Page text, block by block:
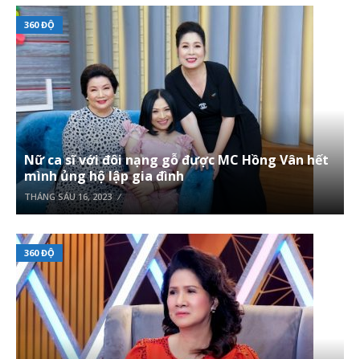
360 ĐỘ
Nữ ca sĩ với đôi nạng gỗ được MC Hồng Vân hết
mình ủng hộ lập gia đình
THÁNG SÁU 16, 2023
360 ĐỘ